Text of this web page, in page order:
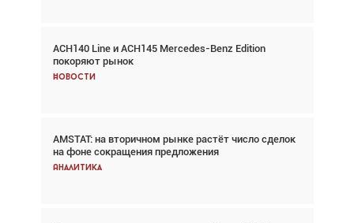
ACH140 Line и ACH145 Mercedes-Benz Edition
покоряют рынок
Новости
AMSTAT: на вторичном рынке растёт число сделок
на фоне сокращения предложения
Аналитика
Авиационный фотограф Дэйв Кох: «Фотография
говорит сама за себя... а ИИ всё портит»
Новости
В городах чемпионата мира наблюдался подъём,
хотя общий трафик снизился
Аналитика